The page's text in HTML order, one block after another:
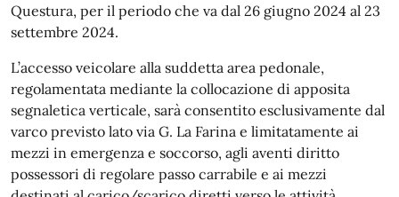
Questura, per il periodo che va dal 26 giugno 2024 al 23
settembre 2024.
L’accesso veicolare alla suddetta area pedonale,
regolamentata mediante la collocazione di apposita
segnaletica verticale, sarà consentito esclusivamente dal
varco previsto lato via G. La Farina e limitatamente ai
mezzi in emergenza e soccorso, agli aventi diritto
possessori di regolare passo carrabile e ai mezzi